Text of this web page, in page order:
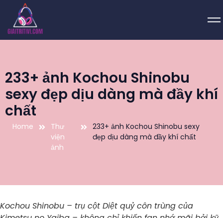
233+ ảnh Kochou Shinobu
sexy đẹp dịu dàng mà đầy khí
chất
Home
Thư
viện
ảnh
233+ ảnh Kochou Shinobu sexy
đẹp dịu dàng mà đầy khí chất
Kochou Shinobu – trụ cột Diệt quỷ côn trùng của